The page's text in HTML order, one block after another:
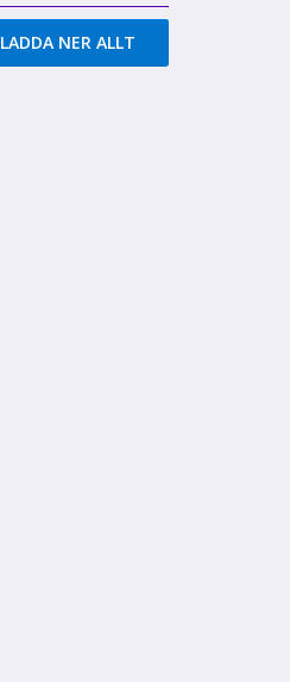
LADDA NER ALLT